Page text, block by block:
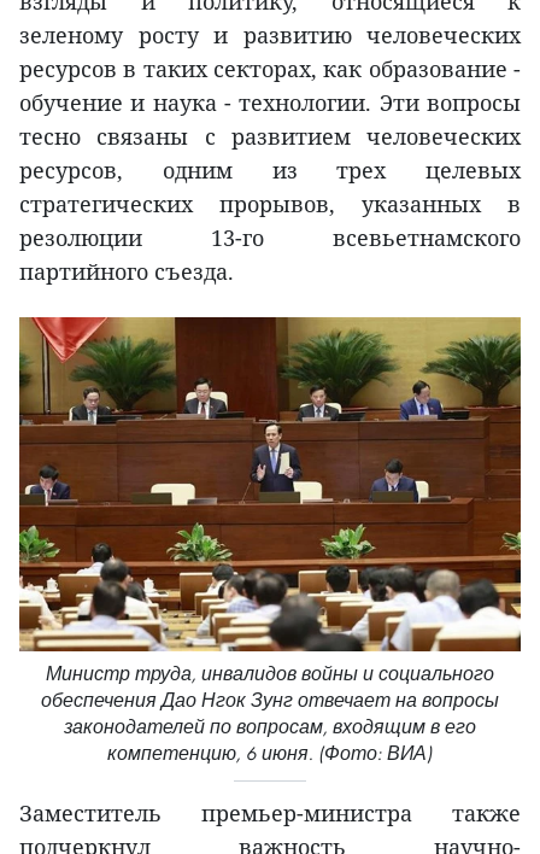
зеленому росту и развитию человеческих
ресурсов в таких секторах, как образование -
обучение и наука - технологии. Эти вопросы
тесно связаны с развитием человеческих
ресурсов, одним из трех целевых
стратегических прорывов, указанных в
резолюции 13-го всевьетнамского
партийного съезда.
Министр труда, инвалидов войны и социального
обеспечения Дао Нгок Зунг отвечает на вопросы
законодателей по вопросам, входящим в его
компетенцию, 6 июня. (Фото: ВИА)
Заместитель премьер-министра также
подчеркнул важность научно-